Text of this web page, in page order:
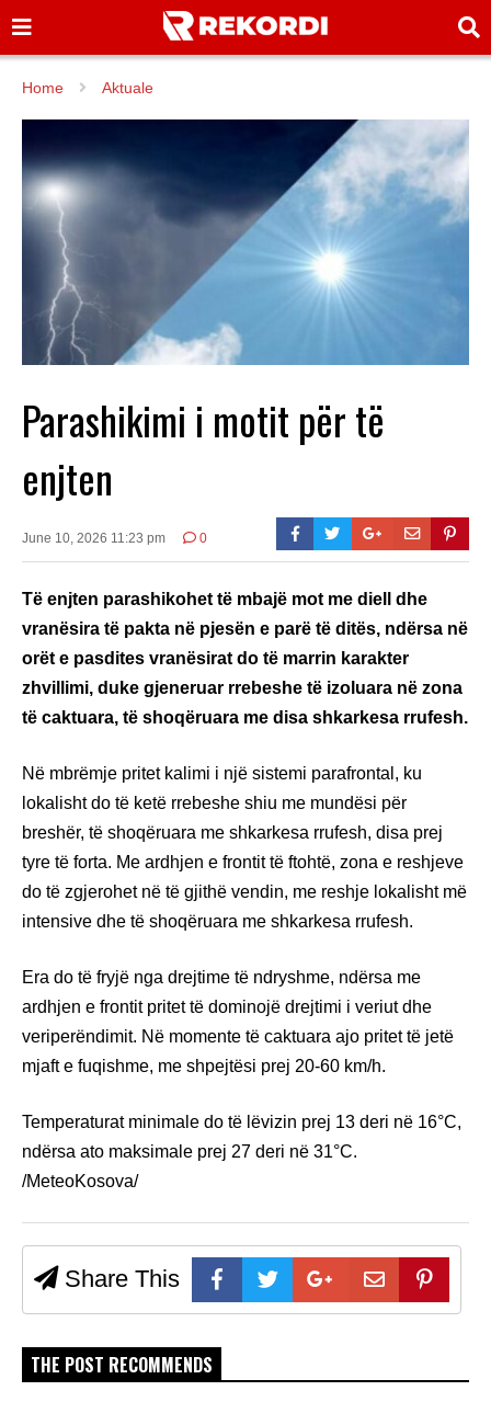
Home Aktuale
Parashikimi i motit për të
enjten
June 10, 2026 11:23 pm 0
Të enjten parashikohet të mbajë mot me diell dhe
vranësira të pakta në pjesën e parë të ditës, ndërsa në
orët e pasdites vranësirat do të marrin karakter
zhvillimi, duke gjeneruar rrebeshe të izoluara në zona
të caktuara, të shoqëruara me disa shkarkesa rrufesh.
Në mbrëmje pritet kalimi i një sistemi parafrontal, ku
lokalisht do të ketë rrebeshe shiu me mundësi për
breshër, të shoqëruara me shkarkesa rrufesh, disa prej
tyre të forta. Me ardhjen e frontit të ftohtë, zona e reshjeve
do të zgjerohet në të gjithë vendin, me reshje lokalisht më
intensive dhe të shoqëruara me shkarkesa rrufesh.
Era do të fryjë nga drejtime të ndryshme, ndërsa me
ardhjen e frontit pritet të dominojë drejtimi i veriut dhe
veriperëndimit. Në momente të caktuara ajo pritet të jetë
mjaft e fuqishme, me shpejtësi prej 20-60 km/h.
Temperaturat minimale do të lëvizin prej 13 deri në 16°C,
ndërsa ato maksimale prej 27 deri në 31°C.
/MeteoKosova/
Share This
THE POST RECOMMENDS